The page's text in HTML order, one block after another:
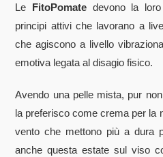
Le FitoPomate devono la
principi attivi che lavorano a
che agiscono a livello
emotiva legata al disagio fisico.
Avendo una pelle mista, pur
la preferisco come crema per la
vento che mettono più a dura
anche questa estate sul viso